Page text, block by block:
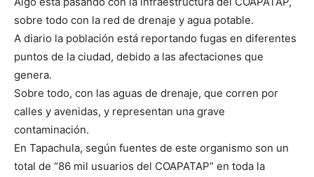
sobre todo con la red de drenaje y agua potable.
A diario la población está reportando fugas en diferentes
puntos de la ciudad, debido a las afectaciones que
genera.
Sobre todo, con las aguas de drenaje, que corren por
calles y avenidas, y representan una grave
contaminación.
En Tapachula, según fuentes de este organismo son un
total de “86 mil usuarios del COAPATAP” en toda la